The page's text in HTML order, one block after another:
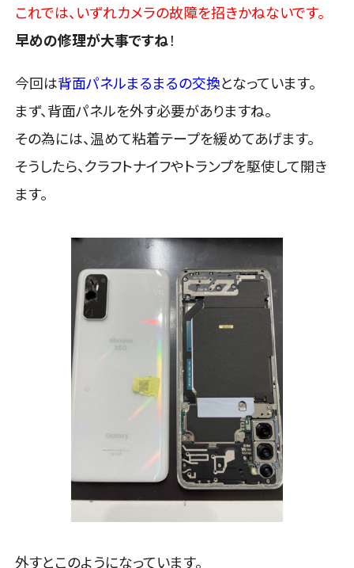
これでは、いずれカメラの故障を招きかねないです。
早めの修理が大事ですね！
今回は背面パネルまるまるの交換となっています。
まず、背面パネルを外す必要がありますね。
その為には、温めて粘着テープを緩めてあげます。
そうしたら、クラフトナイフやトランプを駆使して開き
ます。
外すとこのようになっています。